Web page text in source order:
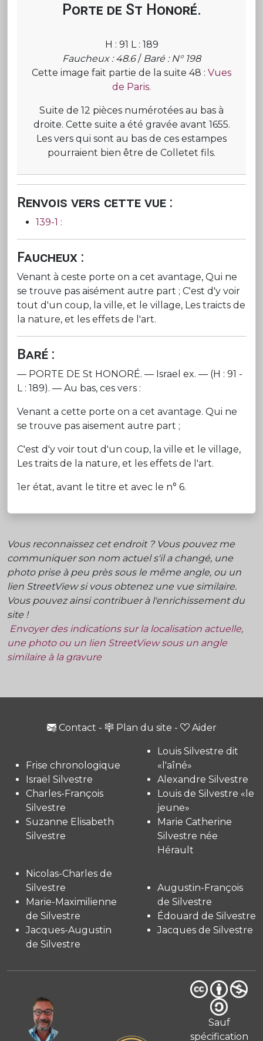
Porte de St Honoré.
H : 91 L : 189
Faucheux : 48.6/ Baré : N° 198
Cette image fait partie de la suite 48 : Vues
de Paris.
Suite de 12 pièces numérotées au bas à
droite. Cette suite a été gravée avant 1655.
Les vers qui sont au bas de ces estampes
pourraient bien être de Colletet fils.
Renvois vers cette vue :
139-1 :
Faucheux :
Venant à ceste porte on a cet avantage, Qui ne
se trouve pas aisément autre part ; C'est d'y voir
tout d'un coup, la ville, et le village, Les traicts de
la nature, et les effets de l'art.
Baré :
— PORTE DE St HONORÉ. — Israel ex. — (H : 91 -
L : 189). — Au bas, ces vers :
Venant a cette porte on a cet avantage. Qui ne
se trouve pas aisement autre part ;
C'est d'y voir tout d'un coup, la ville et le village,
Les traits de la nature, et les effets de l'art.
1er état, avant le titre et avec le n° 6.
Vous reconnaissez cet endroit ? Vous pouvez me
communiquer son nom actuel s'il a changé, une
photo prise à peu près sous le même angle, ou un
lien StreetView si vous obtenez une vue similaire.
Vous pouvez ainsi contribuer à l'enrichissement du
site !
Envoyer des indications sur la localisation actuelle,
une photo ou un lien StreetView sous un angle
similaire à la gravure
Contact - Plan du site - Aider
Frise chronologique
Israël Silvestre
Charles-François
Silvestre
Suzanne Elisabeth
Silvestre
Louis Silvestre dit
«l'aîné»
Alexandre Silvestre
Louis de Silvestre «le
jeune»
Marie Catherine
Silvestre née
Hérault
Nicolas-Charles de
Silvestre
Marie-Maximilienne
de Silvestre
Jacques-Augustin
de Silvestre
Augustin-François
de Silvestre
Édouard de Silvestre
Jacques de Silvestre
Sauf
spécification